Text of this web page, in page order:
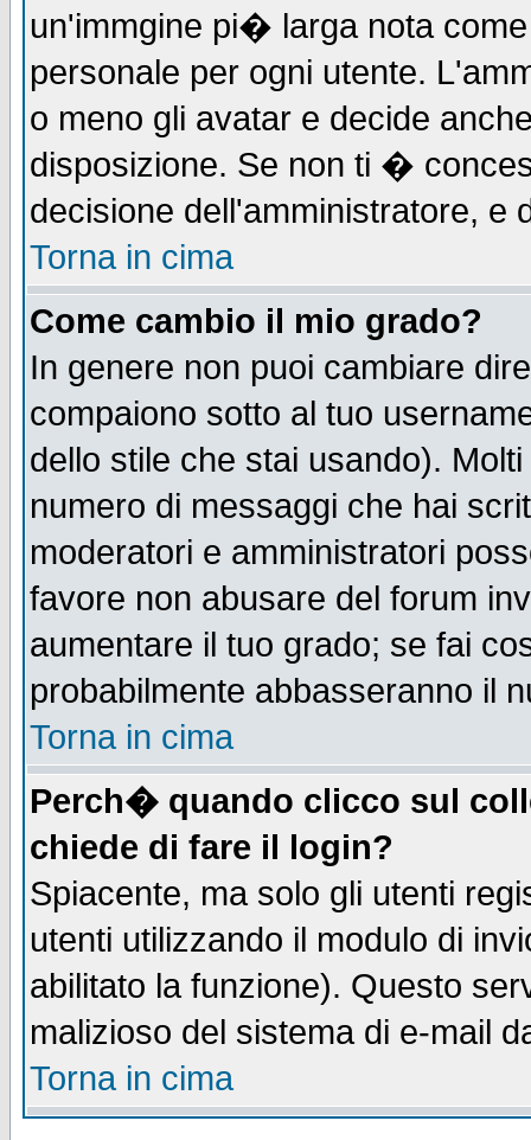
un'immgine pi� larga nota
personale per ogni utente.
o meno gli avatar e decide
disposizione. Se non ti �
decisione dell'amministratore, e
Torna in cima
Come cambio il mio grado?
In genere non puoi cambiare
compaiono sotto al tuo
dello stile che stai usando).
numero di messaggi che hai
moderatori e amministratori
favore non abusare del forum
aumentare il tuo grado; se fai
probabilmente abbasseranno il
Torna in cima
Perch� quando clicco sul
chiede di fare il login?
Spiacente, ma solo gli utenti
utenti utilizzando il modulo di
abilitato la funzione). Questo
malizioso del sistema di e-mail
Torna in cima